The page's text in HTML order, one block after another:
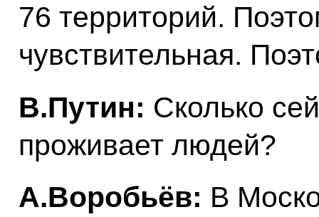
76 территорий.
чувствительная.
В.Путин: Сколько
проживает людей?
А.Воробьёв: В